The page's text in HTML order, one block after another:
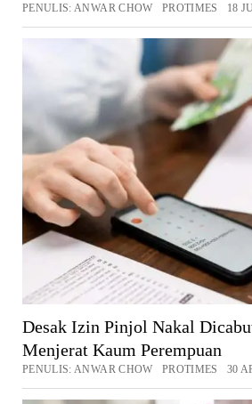
PENULIS: ANWAR CHOW PROTIMES 18
Desak Izin Pinjol Nakal
Menjerat Kaum Perempuan
PENULIS: ANWAR CHOW PROTIMES 30